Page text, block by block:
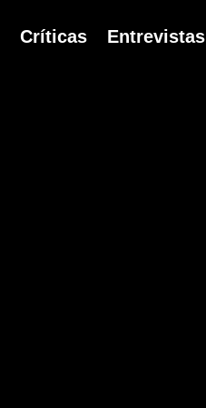
Críticas Entrevistas